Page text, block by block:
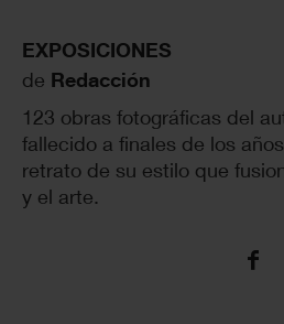
EXPOSICIONES
de Redacción
123 obras fotográficas del
fallecido a finales de los
retrato de su estilo que
y el arte.